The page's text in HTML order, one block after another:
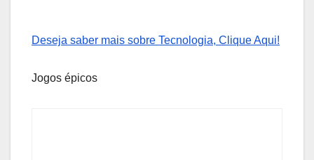
Deseja saber mais sobre Tecnologia, Clique Aqui!
Jogos épicos